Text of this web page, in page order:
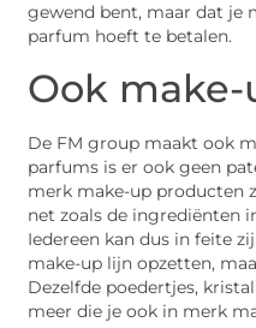
gewend bent, maar dat je
parfum hoeft te betalen.
Ook make-
De FM group maakt ook
parfums is er ook geen
merk make-up producten
net zoals de ingrediënten
Iedereen kan dus in feite
make-up lijn opzetten,
Dezelfde poedertjes,
meer die je ook in merk